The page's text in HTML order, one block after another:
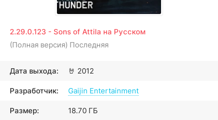
2.29.0.123 - Sons of Attila на Русском
(Полная версия) Последняя
🤘
Дата выхода: 2012
Разработчик: Gaijin Entertainment
Размер: 18.70 ГБ